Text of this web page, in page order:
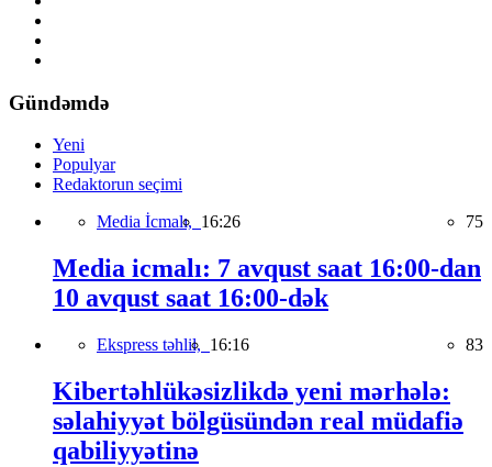
Gündəmdə
Yeni
Populyar
Redaktorun seçimi
Media İcmalı, 16:26 75
Media icmalı: 7 avqust saat 16:00-dan
10 avqust saat 16:00-dək
Ekspress təhlil, 16:16 83
Kibertəhlükəsizlikdə yeni mərhələ:
səlahiyyət bölgüsündən real müdafiə
qabiliyyətinə